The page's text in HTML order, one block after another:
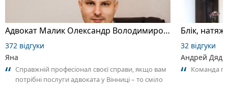
Адвокат Малик Олександр Володимирович
372 відгуки
Яна
Справжній професіонал своєї справи, якщо вам
потрібні послуги адвоката у Вінниці – то сміло
Блік,
32 відгуки
Андрей
Команда